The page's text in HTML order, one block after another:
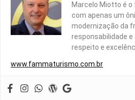
Marcelo Miotto é
com apenas um
modernização da
responsabilidade
respeito e
www.fammaturismo.com.br